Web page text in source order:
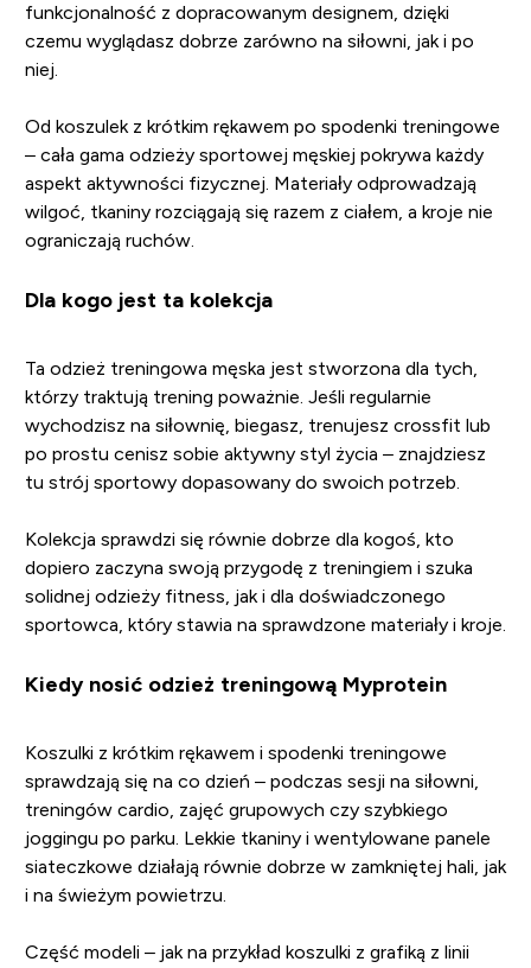
funkcjonalność z dopracowanym designem, dzięki
czemu wyglądasz dobrze zarówno na siłowni, jak i po
niej.
Od koszulek z krótkim rękawem po spodenki treningowe
– cała gama odzieży sportowej męskiej pokrywa każdy
aspekt aktywności fizycznej. Materiały odprowadzają
wilgoć, tkaniny rozciągają się razem z ciałem, a kroje nie
ograniczają ruchów.
Dla kogo jest ta kolekcja
Ta odzież treningowa męska jest stworzona dla tych,
którzy traktują trening poważnie. Jeśli regularnie
wychodzisz na siłownię, biegasz, trenujesz crossfit lub
po prostu cenisz sobie aktywny styl życia – znajdziesz
tu strój sportowy dopasowany do swoich potrzeb.
Kolekcja sprawdzi się równie dobrze dla kogoś, kto
dopiero zaczyna swoją przygodę z treningiem i szuka
solidnej odzieży fitness, jak i dla doświadczonego
sportowca, który stawia na sprawdzone materiały i kroje.
Kiedy nosić odzież treningową Myprotein
Koszulki z krótkim rękawem i spodenki treningowe
sprawdzają się na co dzień – podczas sesji na siłowni,
treningów cardio, zajęć grupowych czy szybkiego
joggingu po parku. Lekkie tkaniny i wentylowane panele
siateczkowe działają równie dobrze w zamkniętej hali, jak
i na świeżym powietrzu.
Część modeli – jak na przykład koszulki z grafiką z linii